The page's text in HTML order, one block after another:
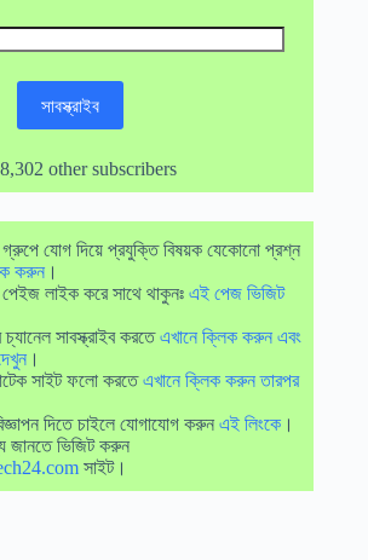
সাবস্ক্রাইব
other subscribers
গ্রুপে যোগ দিয়ে প্রযুক্তি বিষয়ক যেকোনো প্রশ্ন
করুন ।
লাইক করে সাথে থাকুনঃ এই পেজ ভিজিট
সাবস্ক্রাইব করতেএখানে ক্লিক করুন এবং
।
সাইট ফলো করতেএখানে ক্লিক করুন তারপর
দিতে চাইলে যোগাযোগ করুন এই লিংকে ।
জানতে ভিজিট করুন
সাইট।